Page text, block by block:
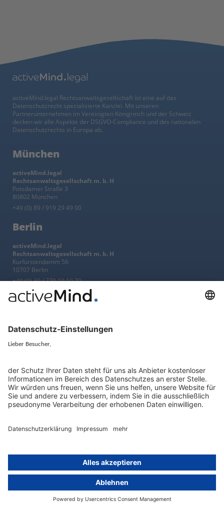
activeMind.legal Rechtsanwaltsgesellschaft ist eine auf das
Datenschutzrecht spezialisierte Kanzlei. Mit unseren
Partnerunternehmen im Vereinigten Königreich und der Schweiz
decken wir alle Aspekte der DSGVO-Compliance und des nationalen
Datenschutzrechts in Europa ab.
München
activeMind.legal
Rechtsanwaltsgesellschaft m. b. H
Potsdamer Straße 3
80802 München
+49 (0) 89 / 919 29 49 00
Berlin
activeMind.legal
Rechtsanwaltsgesellschaft m. b. H
Kurfürstendamm 56
10707 Berlin
+49 (0) 30 / 770 19 10 70
EU-Vertreter
Konzern-Datenschutz
KI und Datenschutz
Hinweisgebersystem mit
Whistleblowing-Ombudsperson
Ratgeber und Artikel
Wichtige Gesetze als Volltext
Über
Kontakt
Presse, Medien & Events
Gruppe
activeMind.ch (Schweiz)
activeMind.uk (Vereinigtes
Königreich)
Compliance-Portal